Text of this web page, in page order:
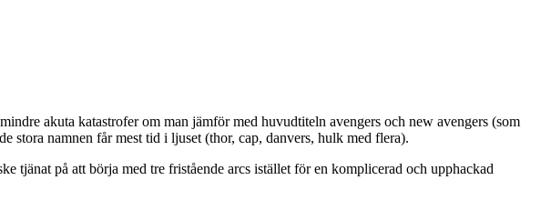
akuta katastrofer om man jämför med huvudtiteln avengers och new avengers (som
namnen får mest tid i ljuset (thor, cap, danvers, hulk med flera).
tjänat på att börja med tre fristående arcs istället för en komplicerad och upphackad